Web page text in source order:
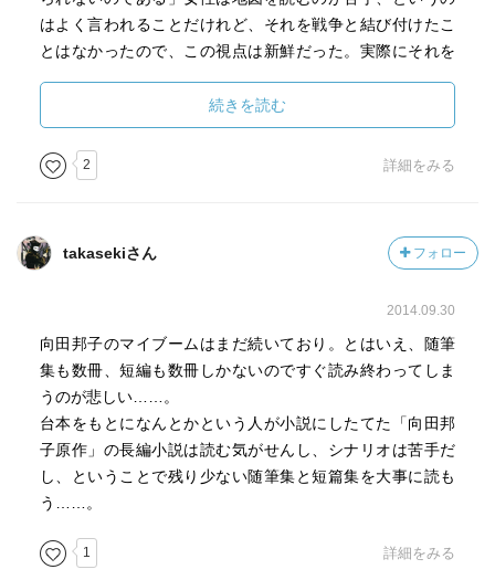
はよく言われることだけれど、それを戦争と結び付けたこ
とはなかったので、この視点は新鮮だった。実際にそれを
それはいくら本を読もうが勉強しようが、そっくりそのま
ま同じものをインストールできるわけではないのだな、と
改めて思わされた。
な職業でもできると自負しているが、どうしても無理だと
思う仕事が2つあるそう。それは釦屋さんとスパイ。理由は
苦手だから。なぜその理由でこの2つの職業ができないの
か。
考え方、お話の作り方がすごく面白いなと思ったエピソー
ド。
また、昔話に出てくるのがなぜじーさんばーさんの夫婦ば
かりで、若いカップルや壮年の男女はいないのか、という
疑問に対する向田さんの毒のある考え方も良い。昔、子供
を聞かせてやっていた。話の中でイキイキと主人公として
続きを読む
2 詳細をみる
takasekiさん フォロー
2014.09.30
向田邦子のマイブームはまだ続いており。とはいえ、随筆
集も数冊、短編も数冊しかないのですぐ読み終わってしま
うのが悲しい……。
台本をもとになんとかという人が小説にしたてた「向田邦
子原作」の長編小説は読む気がせんし、シナリオは苦手だ
し、ということで残り少ない随筆集と短篇集を大事に読も
う……。
1 詳細をみる